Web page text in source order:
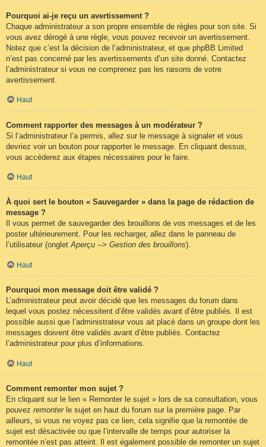
Pourquoi ai-je reçu un avertissement ?
Chaque administrateur a son propre ensemble de règles pour son site. Si
vous avez dérogé à une règle, vous pouvez recevoir un avertissement.
Notez que c’est la décision de l’administrateur, et que phpBB Limited
n’est pas concerné par les avertissements d’un site donné. Contactez
l’administrateur si vous ne comprenez pas les raisons de votre
avertissement.
Haut
Comment rapporter des messages à un modérateur ?
Si l’administrateur l’a permis, allez sur le message à signaler et vous
devriez voir un bouton pour rapporter le message. En cliquant dessus,
vous accéderez aux étapes nécessaires pour le faire.
Haut
À quoi sert le bouton « Sauvegarder » dans la page de rédaction de
message ?
Il vous permet de sauvegarder des brouillons de vos messages et de les
poster ultérieurement. Pour les recharger, allez dans le panneau de
l’utilisateur (ongletAperçu --> Gestion des brouillons).
Haut
Pourquoi mon message doit être validé ?
L’administrateur peut avoir décidé que les messages du forum dans
lequel vous postez nécessitent d’être validés avant d’être publiés. Il est
possible aussi que l’administrateur vous ait placé dans un groupe dont les
messages doivent être validés avant d’être publiés. Contactez
l’administrateur pour plus d’informations.
Haut
Comment remonter mon sujet ?
En cliquant sur le lien « Remonter le sujet » lors de sa consultation, vous
pouvez remonterle sujet en haut du forum sur la première page. Par
ailleurs, si vous ne voyez pas ce lien, cela signifie que la remontée de
sujet est désactivée ou que l’intervalle de temps pour autoriser la
remontée n’est pas atteint. Il est également possible de remonter un sujet